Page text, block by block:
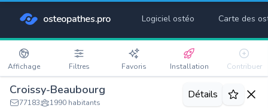
osteopathes.pro Logiciel ostéo Carte des
Affichage Filtres Favoris Installation Contribuer
Croissy-Beaubourg
77183 1990 habitants
Détails